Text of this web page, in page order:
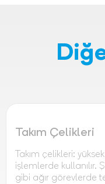
Takım Çelikleri
Takım çelikleri:
işlemlerde kullanılır.
gibi ağır görevlerde